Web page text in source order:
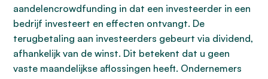
aandelencrowdfunding in dat een investeerder in een
bedrijf investeert en effecten ontvangt. De
terugbetaling aan investeerders gebeurt via dividend,
afhankelijk van de winst. Dit betekent dat u geen
vaste maandelijkse aflossingen heeft. Ondernemers